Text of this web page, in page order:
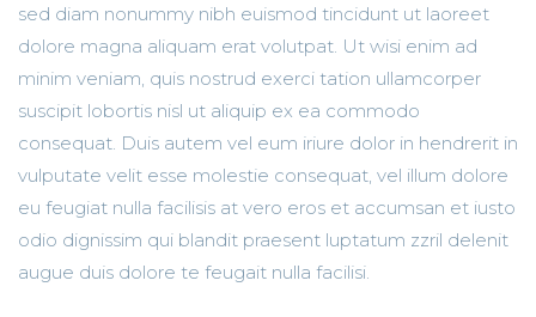
sed diam nonummy nibh euismod tincidunt ut laoreet
dolore magna aliquam erat volutpat. Ut wisi enim ad
minim veniam, quis nostrud exerci tation ullamcorper
suscipit lobortis nisl ut aliquip ex ea commodo
consequat. Duis autem vel eum iriure dolor in hendrerit in
vulputate velit esse molestie consequat, vel illum dolore
eu feugiat nulla facilisis at vero eros et accumsan et iusto
odio dignissim qui blandit praesent luptatum zzril delenit
augue duis dolore te feugait nulla facilisi.